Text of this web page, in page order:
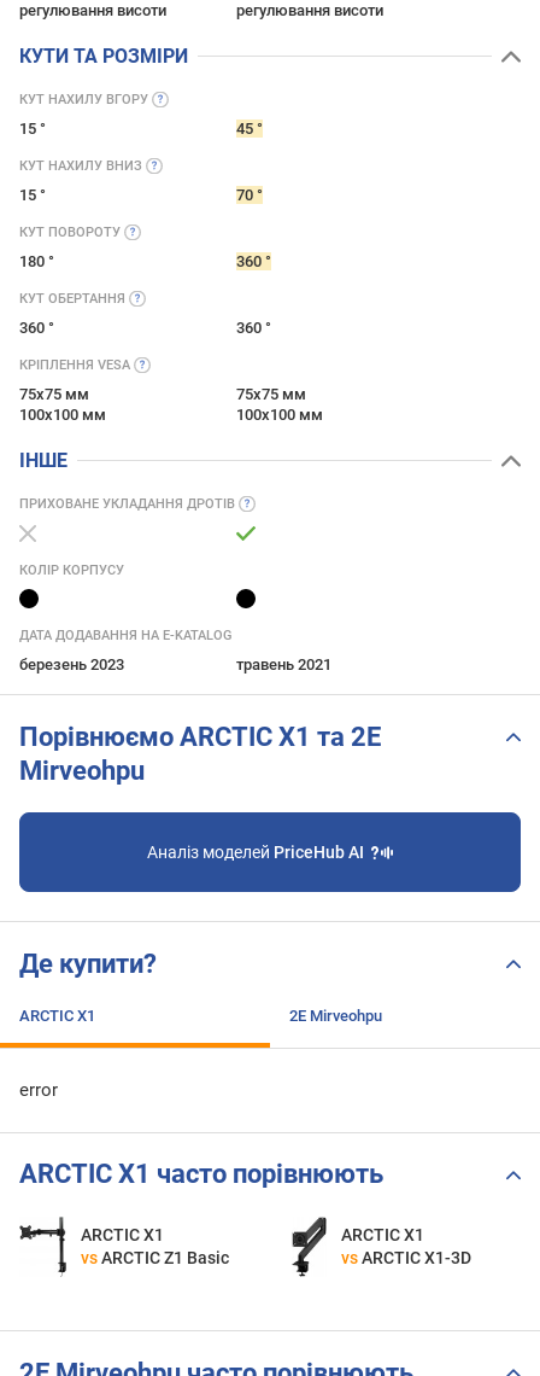
регулювання висоти
регулювання висоти
КУТИ ТА РОЗМІРИ
КУТ НАХИЛУ ВГОРУ
15 ° 45 °
КУТ НАХИЛУ ВНИЗ
15 ° 70 °
КУТ ПОВОРОТУ
180 ° 360 °
КУТ ОБЕРТАННЯ
360 ° 360 °
КРІПЛЕННЯ VESA
75x75 мм
100x100 мм
75x75 мм
100x100 мм
ІНШЕ
ПРИХОВАНЕ УКЛАДАННЯ ДРОТІВ
КОЛІР КОРПУСУ
ДАТА ДОДАВАННЯ НА E-KATALOG
березень 2023 травень 2021
Порівнюємо ARCTIC X1 та 2E
Mirveohpu
Аналіз моделей PriceHub AI
Де купити?
ARCTIC X1 2E Mirveohpu
error
ARCTIC X1 часто порівнюють
ARCTIC X1
vs ARCTIC Z1 Basic
ARCTIC X1
vs ARCTIC X1-3D